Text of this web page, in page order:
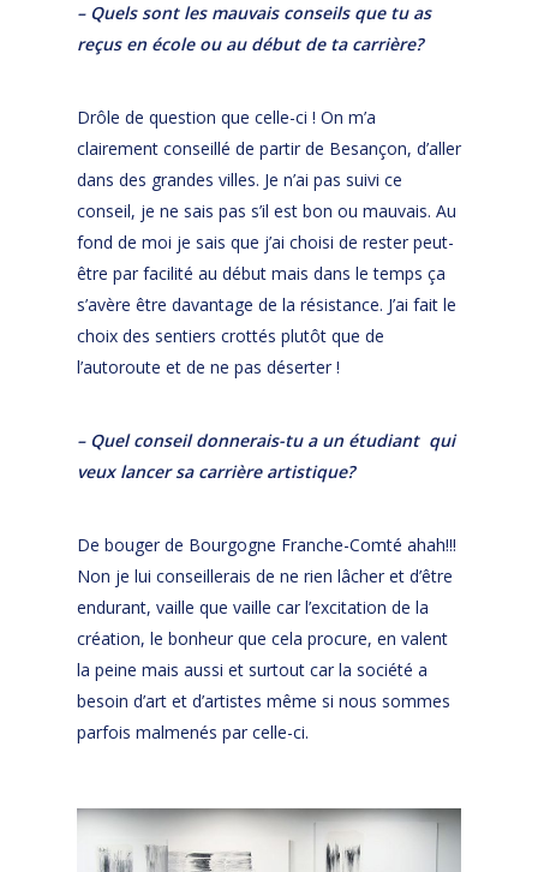
– Quels sont les mauvais conseils que tu as
reçus en école ou au début de ta carrière?
Drôle de question que celle-ci ! On m’a
clairement conseillé de partir de Besançon, d’aller
dans des grandes villes. Je n’ai pas suivi ce
conseil, je ne sais pas s’il est bon ou mauvais. Au
fond de moi je sais que j’ai choisi de rester peut-
être par facilité au début mais dans le temps ça
s’avère être davantage de la résistance. J’ai fait le
choix des sentiers crottés plutôt que de
l’autoroute et de ne pas déserter !
– Quel conseil donnerais-tu a un étudiant qui
veux lancer sa carrière artistique?
De bouger de Bourgogne Franche-Comté ahah!!!
Non je lui conseillerais de ne rien lâcher et d’être
endurant, vaille que vaille car l’excitation de la
création, le bonheur que cela procure, en valent
la peine mais aussi et surtout car la société a
besoin d’art et d’artistes même si nous sommes
parfois malmenés par celle-ci.